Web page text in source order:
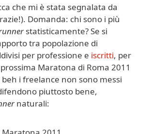
che mi è stata segnalata da
Domanda: chi sono i più
statisticamente? Se si
tra popolazione di
per professione e iscritti, per
Maratona di Roma 2011
i freelance non sono messi
piuttosto bene,
naturali: